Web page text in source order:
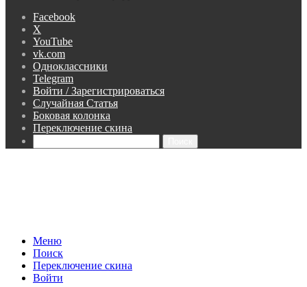
Facebook
X
YouTube
vk.com
Одноклассники
Telegram
Войти / Зарегистрироваться
Случайная Статья
Боковая колонка
Переключение скина
Меню
Поиск
Переключение скина
Войти